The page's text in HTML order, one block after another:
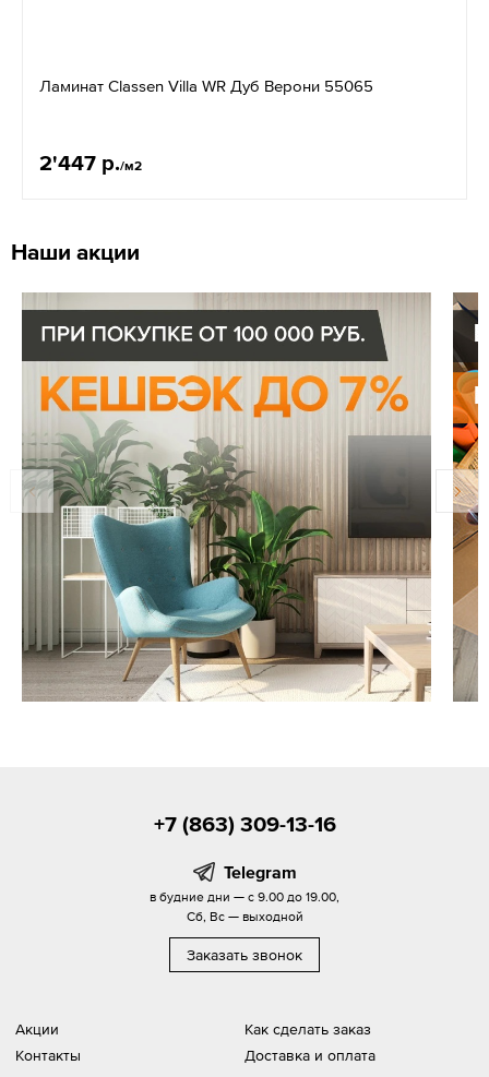
Ламинат Classen Villa WR Дуб Верони 55065
2'447 р./м2
Наши акции
Акции
Контакты
Как сделать заказ
Доставка и оплата
+7 (863) 309-13-16
Telegram
в будние дни — с 9.00 до 19.00,
Сб, Вс — выходной
Заказать звонок